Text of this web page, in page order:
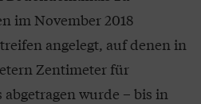
im November 2018
angelegt, auf denen in
Zentimeter für
wurde – bis in